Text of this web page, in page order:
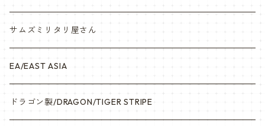
サムズミリタリ屋さん
EA/EAST ASIA
ドラゴン製/DRAGON/TIGER STRIPE